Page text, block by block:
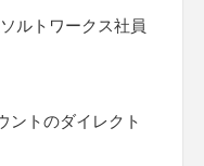
ルトワークス社員
ントのダイレクト